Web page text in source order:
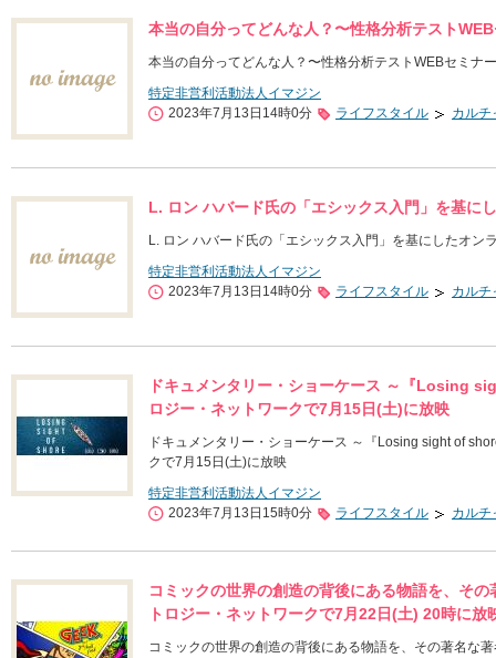
本当の自分ってどんな人？〜性格分析テスト
本当の自分ってどんな人？〜性格分析テストWEBセミナ
特定非営利活動法人イマジン
2023年7月13日14時0分
ライフスタイル カルチ
L. ロン ハバード氏の「エシックス入門」を基に
L. ロン ハバード氏の「エシックス入門」を基にしたオン
特定非営利活動法人イマジン
2023年7月13日14時0分
ライフスタイル カルチ
ドキュメンタリー・ショーケース ～『Losing
ロジー・ネットワークで7月15日(土)に放映
ドキュメンタリー・ショーケース ～『Losing sight of
クで7月15日(土)に放映
特定非営利活動法人イマジン
2023年7月13日15時0分
ライフスタイル カルチ
コミックの世界の創造の背後にある物語を、そ
トロジー・ネットワークで7月22日(土) 20時に放
コミックの世界の創造の背後にある物語を、その著名な